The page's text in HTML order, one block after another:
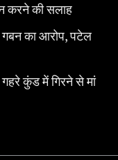
करने की सलाह
गबन का आरोप, पटेल
कुंड में गिरने से मां